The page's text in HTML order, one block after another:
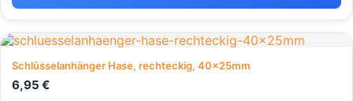
Schlüsselanhänger Hase, rechteckig, 40x25mm
6,95 €